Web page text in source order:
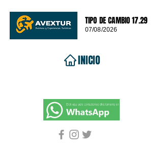
TIPO DE CAMBIO 17.29
07/08/2026
INICIO